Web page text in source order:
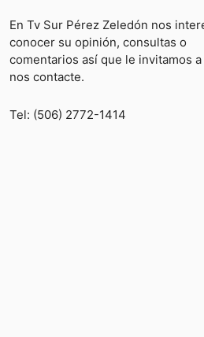
En Tv Sur Pérez Zeledón nos
conocer su opinión, consultas o
comentarios así que le invitamos a
nos contacte.
Tel: (506) 2772-1414